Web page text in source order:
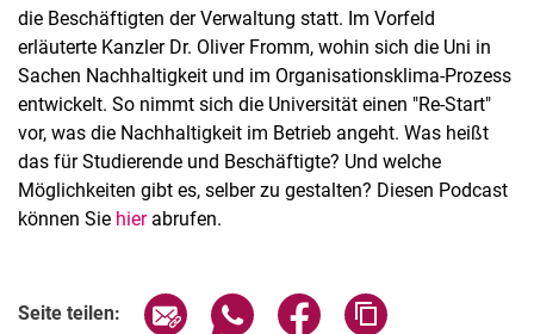
die Beschäftigten der Verwaltung statt. Im Vorfeld
erläuterte Kanzler Dr. Oliver Fromm, wohin sich die Uni in
Sachen Nachhaltigkeit und im Organisationsklima-Prozess
entwickelt. So nimmt sich die Universität einen "Re-Start"
vor, was die Nachhaltigkeit im Betrieb angeht. Was heißt
das für Studierende und Beschäftigte? Und welche
Möglichkeiten gibt es, selber zu gestalten? Diesen Podcast
können Sie hier abrufen.
Seite teilen: Seite über E-Mail teilen
Seite über WhatsApp teilen
Seite über Facebook